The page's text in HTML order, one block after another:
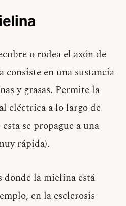
o rodea el axón de
consiste en una sustancia
y grasas. Permite la
eléctrica a lo largo de
se propague a una
rápida).
donde la mielina está
en la esclerosis